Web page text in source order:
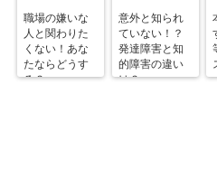
職場の嫌いな
人と関わりた
くない！あな
たならどうす
る？
意外と知られ
ていない！？
発達障害と知
的障害の違い
は？